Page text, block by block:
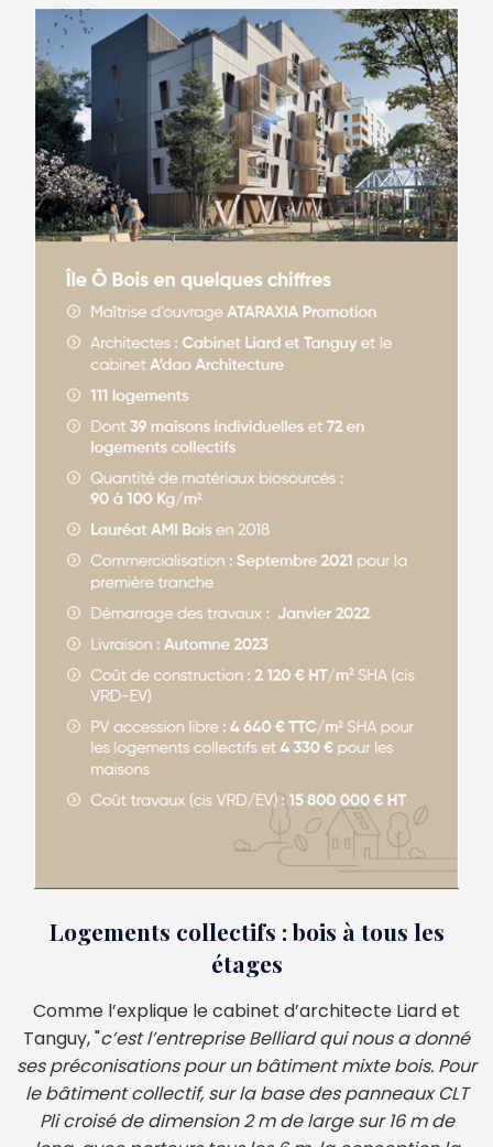
Logements collectifs : bois à tous les
étages
Comme l’explique le cabinet d’architecte Liard et
Tanguy, "c’est l’entreprise Belliard qui nous a donné
ses préconisations pour un bâtiment mixte bois. Pour
le bâtiment collectif, sur la base des panneaux CLT
Pli croisé de dimension 2 m de large sur 16 m de